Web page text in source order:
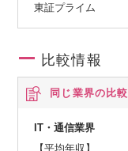
東証プライム
比較情報
同じ業界の比較
IT・通信業界
【平均年収】